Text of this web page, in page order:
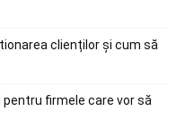
clienților și cum să
pentru firmele care vor să